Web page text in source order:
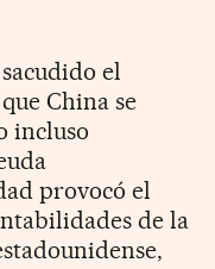
el
China se
incluso
provocó el
de la